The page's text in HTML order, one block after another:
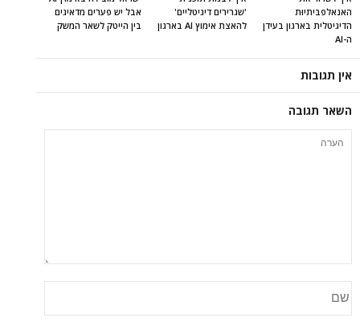
אבל יש פערים מדאיגים
בין הייטק לשאר המשק
'שגרירים דיגיטליים'
להאצת אימוץ AI בארגון
האנאלפביתיוּת
הדיגיטלית בארגון בעידן
ה-AI
אין תגובות
השאר תגובה